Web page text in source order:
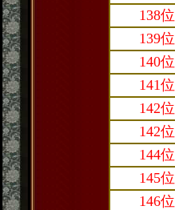
138位
139位
140位
141位
142位
142位
144位
145位
146位